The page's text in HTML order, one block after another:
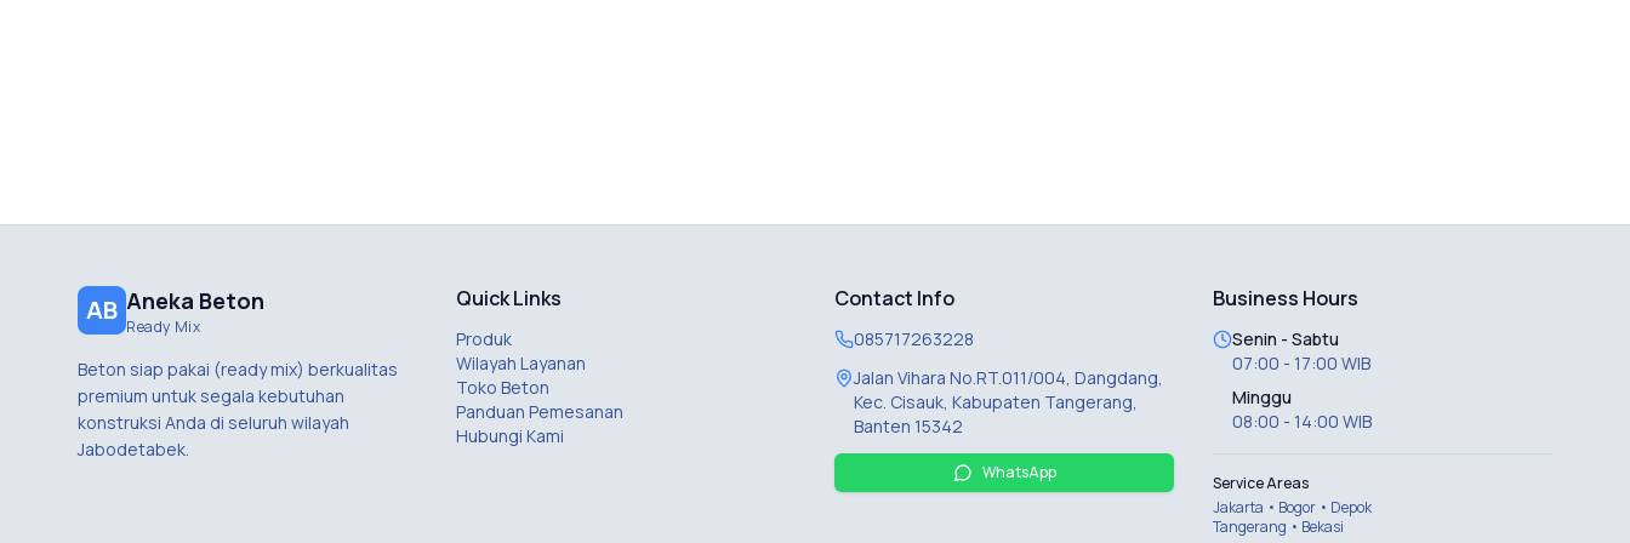
AB Aneka Beton
Ready Mix
Beton siap pakai (ready mix) berkualitas
premium untuk segala kebutuhan
konstruksi Anda di seluruh wilayah
Jabodetabek.
Quick Links
Produk
Wilayah Layanan
Toko Beton
Panduan Pemesanan
Hubungi Kami
Contact Info
085717263228
Jalan Vihara No.RT.011/004, Dangdang,
Kec. Cisauk, Kabupaten Tangerang,
Banten 15342
WhatsApp
Business Hours
Senin - Sabtu
07:00 - 17:00 WIB
Minggu
08:00 - 14:00 WIB
Service Areas
Jakarta • Bogor • Depok
Tangerang • Bekasi